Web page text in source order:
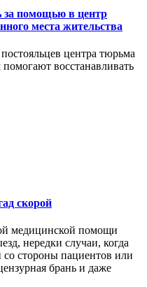
за помощью в центр
места жительства
центра тюрьма
восстанавливать
скорой
медицинской помощи
нередки случаи, когда
со стороны пациентов или
брань и даже